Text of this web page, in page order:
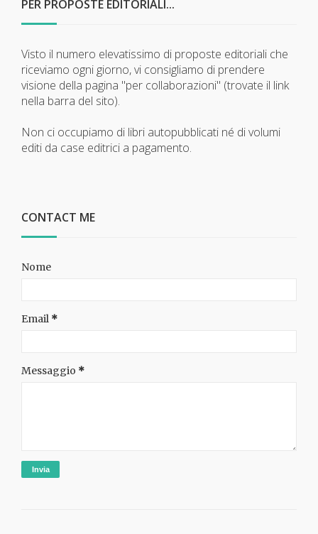
PER PROPOSTE EDITORIALI...
Visto il numero elevatissimo di proposte editoriali che
riceviamo ogni giorno, vi consigliamo di prendere
visione della pagina "per collaborazioni" (trovate il link
nella barra del sito).
Non ci occupiamo di libri autopubblicati né di volumi
editi da case editrici a pagamento.
CONTACT ME
Nome
Email *
Messaggio *